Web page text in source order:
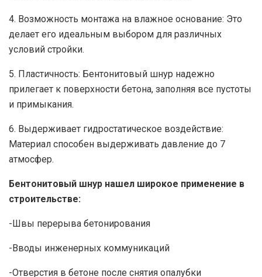
4. Возможность монтажа на влажное основание: Это
делает его идеальным выбором для различных
условий стройки.
5. Пластичность: Бентонитовый шнур надежно
прилегает к поверхности бетона, заполняя все пустоты
и примыкания.
6. Выдерживает гидростатическое воздействие:
Материал способен выдерживать давление до 7
атмосфер.
Бентонитовый шнур нашел широкое применение в
строительстве:
-Швы перерыва бетонирования
-Вводы инженерных коммуникаций
-Отверстия в бетоне после снятия опалубки